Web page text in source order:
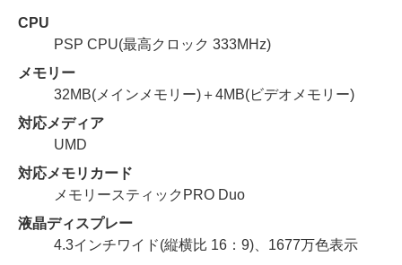
CPU
PSP CPU(最高クロック 333MHz)
メモリー
32MB(メインメモリー)＋4MB(ビデオメモリー)
対応メディア
UMD
対応メモリカード
メモリースティックPRO Duo
液晶ディスプレー
4.3インチワイド(縦横比 16：9)、1677万色表示